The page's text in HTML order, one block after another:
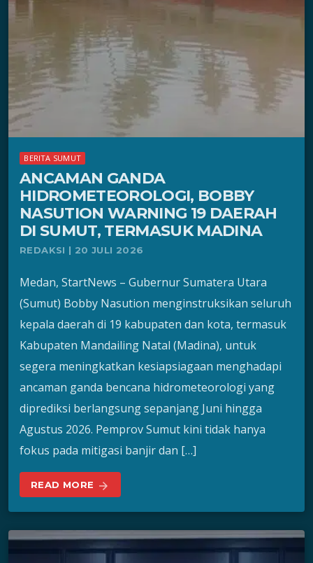
BERITA SUMUT
ANCAMAN GANDA
HIDROMETEOROLOGI, BOBBY
NASUTION WARNING 19 DAERAH
DI SUMUT, TERMASUK MADINA
REDAKSI | 20 JULI 2026
Medan, StartNews – Gubernur Sumatera Utara
(Sumut) Bobby Nasution menginstruksikan seluruh
kepala daerah di 19 kabupaten dan kota, termasuk
Kabupaten Mandailing Natal (Madina), untuk
segera meningkatkan kesiapsiagaan menghadapi
ancaman ganda bencana hidrometeorologi yang
diprediksi berlangsung sepanjang Juni hingga
Agustus 2026. Pemprov Sumut kini tidak hanya
fokus pada mitigasi banjir dan […]
READ MORE arrow_forward